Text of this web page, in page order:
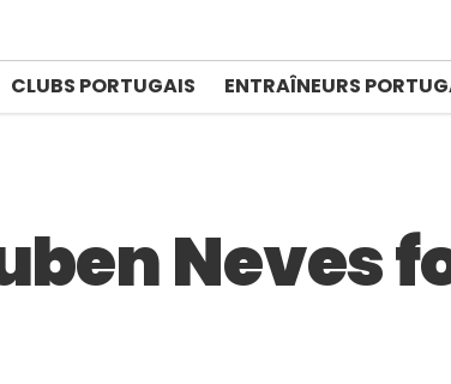
CLUBS PORTUGAIS ENTRAÎNEURS
Neves